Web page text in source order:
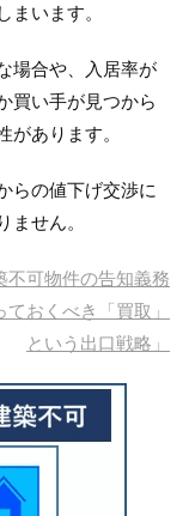
まいます。
場合や、入居率が
買い手が見つから
あります。
らの値下げ交渉に
せん。
不可物件の告知義務
おくべき「買取」
という出口戦略」